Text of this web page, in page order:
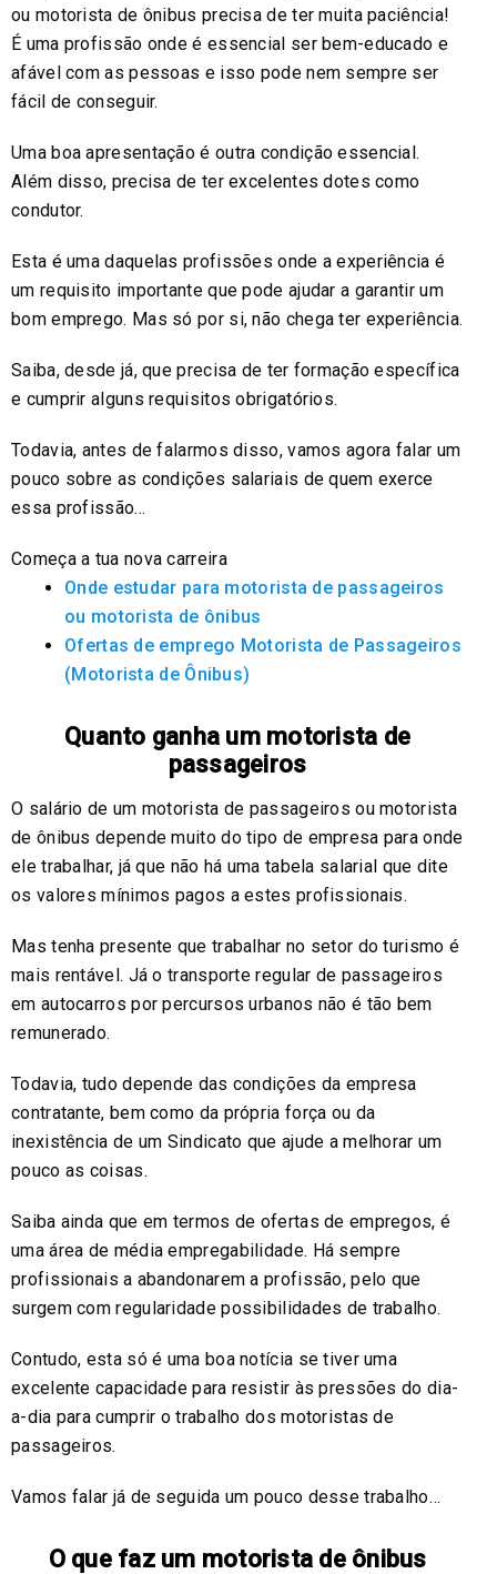
ou motorista de ônibus precisa de ter muita paciência!
É uma profissão onde é essencial ser bem-educado e
afável com as pessoas e isso pode nem sempre ser
fácil de conseguir.
Uma boa apresentação é outra condição essencial.
Além disso, precisa de ter excelentes dotes como
condutor.
Esta é uma daquelas profissões onde a experiência é
um requisito importante que pode ajudar a garantir um
bom emprego. Mas só por si, não chega ter experiência.
Saiba, desde já, que precisa de ter formação específica
e cumprir alguns requisitos obrigatórios.
Todavia, antes de falarmos disso, vamos agora falar um
pouco sobre as condições salariais de quem exerce
essa profissão…
Começa a tua nova carreira
Onde estudar para motorista de passageiros
ou motorista de ônibus
Ofertas de emprego Motorista de Passageiros
(Motorista de Ônibus)
Quanto ganha um motorista de
passageiros
O salário de um motorista de passageiros ou motorista
de ônibus depende muito do tipo de empresa para onde
ele trabalhar, já que não há uma tabela salarial que dite
os valores mínimos pagos a estes profissionais.
Mas tenha presente que trabalhar no setor do turismo é
mais rentável. Já o transporte regular de passageiros
em autocarros por percursos urbanos não é tão bem
remunerado.
Todavia, tudo depende das condições da empresa
contratante, bem como da própria força ou da
inexistência de um Sindicato que ajude a melhorar um
pouco as coisas.
Saiba ainda que em termos de ofertas de empregos, é
uma área de média empregabilidade. Há sempre
profissionais a abandonarem a profissão, pelo que
surgem com regularidade possibilidades de trabalho.
Contudo, esta só é uma boa notícia se tiver uma
excelente capacidade para resistir às pressões do dia-
a-dia para cumprir o trabalho dos motoristas de
passageiros.
Vamos falar já de seguida um pouco desse trabalho…
O que faz um motorista de ônibus